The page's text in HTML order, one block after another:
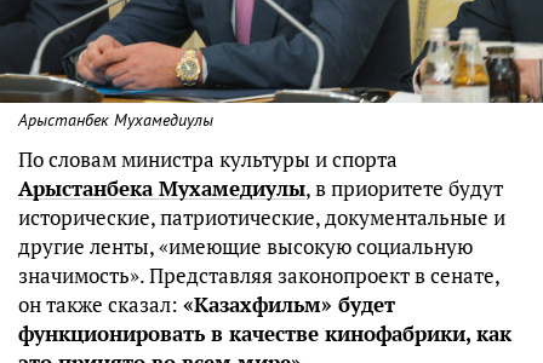
Арыстанбек Мухамедиулы
По словам министра культуры и спорта
Арыстанбека Мухамедиулы, в приоритете будут
исторические, патриотические, документальные и
другие ленты, «имеющие высокую социальную
значимость». Представляя законопроект в сенате,
он также сказал: «Казахфильм» будет
функционировать в качестве кинофабрики, как